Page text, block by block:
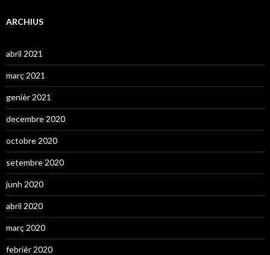
ARCHIUS
abril 2021
març 2021
genièr 2021
decembre 2020
octobre 2020
setembre 2020
junh 2020
abril 2020
març 2020
febrièr 2020